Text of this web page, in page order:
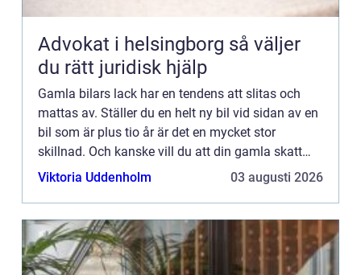
Advokat i helsingborg så väljer
du rätt juridisk hjälp
Gamla bilars lack har en tendens att slitas och
mattas av. Ställer du en helt ny bil vid sidan av en
bil som är plus tio år är det en mycket stor
skillnad. Och kanske vill du att din gamla skatt
ska få glänsa i solens sken, precis som alla nya
Viktoria Uddenholm 03 augusti 2026